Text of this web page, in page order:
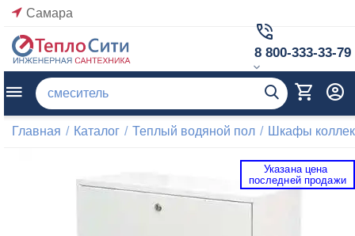
Самара
8 800-333-33-79
Главная / Каталог / Теплый водяной пол / Шкафы
Указана цена
последней продажи